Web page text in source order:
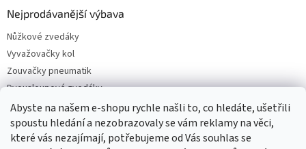
Abyste na našem e-shopu rychle našli to, co hledáte, ušetřili
spoustu hledání a nezobrazovaly se vám reklamy na věci,
které vás nezajímají, potřebujeme od Vás souhlas se
Nejprodávanější výbava
Nůžkové zvedáky
Vyvažovačky kol
Zouvačky pneumatik
Dvousloupové zvedáky
Pneuservisní sety
Čtyřsloupové zvedáky
Jednosloupové zvedáky